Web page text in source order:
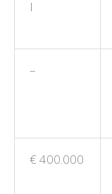
I
–
€ 400.000